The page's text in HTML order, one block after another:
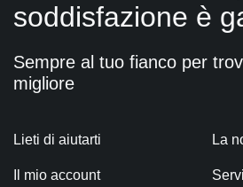
soddisfazione è
Sempre al tuo fianco per
migliore
Lieti di aiutarti
Il mio account
La